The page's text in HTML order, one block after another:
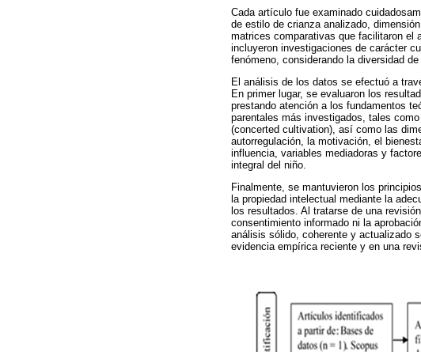
Cada artículo fue examinado
de estilo de crianza analizado,
matrices comparativas que facilitaron el
incluyeron investigaciones de carácter
fenómeno, considerando la diversidad
El análisis de los datos se efectuó a
En primer lugar, se evaluaron los
prestando atención a los fundamentos
parentales más investigados, tales
(concerted cultivation), así como las
autorregulación, la motivación, el
influencia, variables mediadoras y
integral del niño.
Finalmente, se mantuvieron los
la propiedad intelectual mediante la
los resultados. Al tratarse de una
consentimiento informado ni la
análisis sólido, coherente y actualizado
evidencia empírica reciente y en una